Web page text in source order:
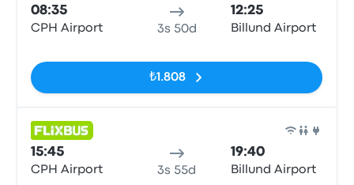
08:35
CPH Airport 3s 50d
12:25
Billund Airport
₺1.808
15:45
CPH Airport 3s 55d
19:40
Billund Airport